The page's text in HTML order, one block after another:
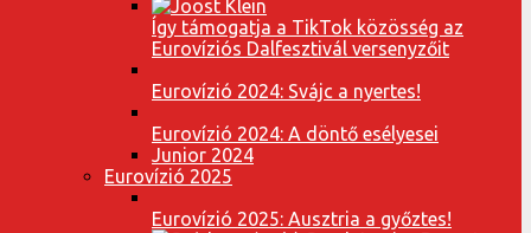
Így támogatja a TikTok közösség az
Eurovíziós Dalfesztivál versenyzőit
Eurovízió 2024: Svájc a nyertes!
Eurovízió 2024: A döntő esélyesei
Junior 2024
Eurovízió 2025
Eurovízió 2025: Ausztria a győztes!